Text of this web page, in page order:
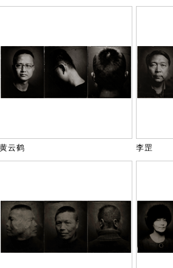
黄云鹤 李罡